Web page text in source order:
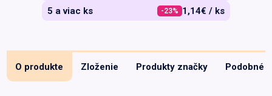
5 a viac ks
-23% 1,14€ / ks
O produkte Zloženie Produkty značky Podobné